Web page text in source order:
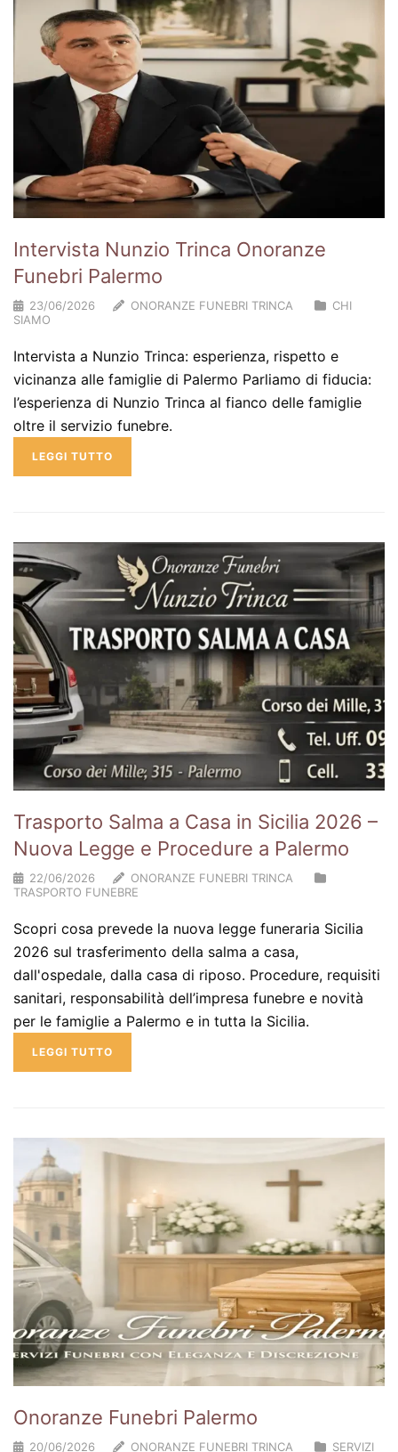
Intervista Nunzio Trinca Onoranze
Funebri Palermo
23/06/2026 ONORANZE FUNEBRI TRINCA
CHI
SIAMO
Intervista a Nunzio Trinca: esperienza, rispetto e
vicinanza alle famiglie di Palermo Parliamo di fiducia:
l’esperienza di Nunzio Trinca al fianco delle famiglie
oltre il servizio funebre.
LEGGI TUTTO
Trasporto Salma a Casa in Sicilia 2026 –
Nuova Legge e Procedure a Palermo
22/06/2026
ONORANZE FUNEBRI TRINCA
TRASPORTO FUNEBRE
Scopri cosa prevede la nuova legge funeraria Sicilia
2026 sul trasferimento della salma a casa,
dall'ospedale, dalla casa di riposo. Procedure, requisiti
sanitari, responsabilità dell’impresa funebre e novità
per le famiglie a Palermo e in tutta la Sicilia.
LEGGI TUTTO
Onoranze Funebri Palermo
20/06/2026 ONORANZE FUNEBRI TRINCA
SERVIZI